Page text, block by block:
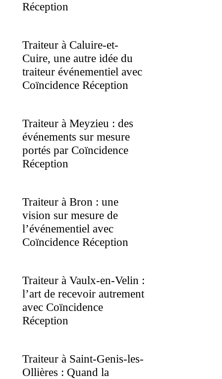
Réception
Traiteur à Caluire-et-
Cuire, une autre idée du
traiteur événementiel avec
Coïncidence Réception
Traiteur à Meyzieu : des
événements sur mesure
portés par Coïncidence
Réception
Traiteur à Bron : une
vision sur mesure de
l’événementiel avec
Coïncidence Réception
Traiteur à Vaulx-en-Velin :
l’art de recevoir autrement
avec Coïncidence
Réception
Traiteur à Saint-Genis-les-
Ollières : Quand la